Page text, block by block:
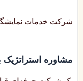
شرکت خدمات
مشاوره